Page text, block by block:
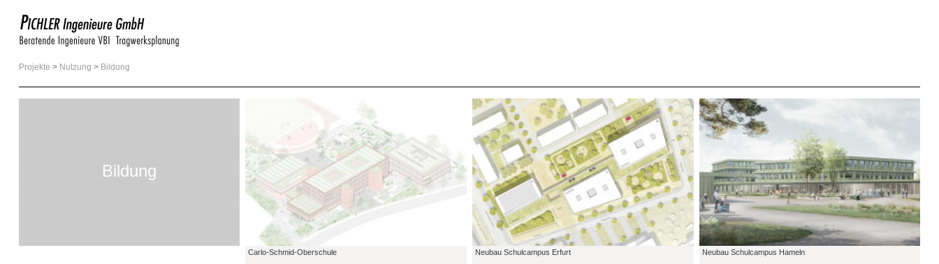
Projekte > Nutzung > Bildung
Bildung
Carlo-Schmid-Oberschule Neubau Schulcampus Erfurt Neubau Schulcampus Hameln